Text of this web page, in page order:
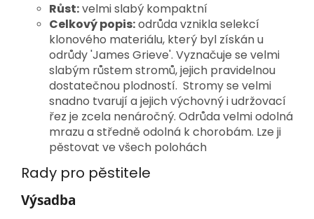
Růst:velmi slabý kompaktní
Celkový popis:odrůda vznikla selekcí
klonového materiálu, který byl získán u
odrůdy 'James Grieve'. Vyznačuje se velmi
slabým růstem stromů, jejich pravidelnou
dostatečnou plodností. Stromy se velmi
snadno tvarují a jejich výchovný i udržovací
řez je zcela nenáročný. Odrůda velmi odolná
mrazu a středně odolná k chorobám. Lze ji
pěstovat ve všech polohách
Rady pro pěstitele
Výsadba